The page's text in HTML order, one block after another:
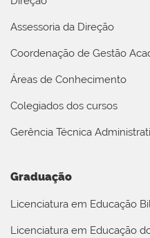
Assessoria da Direção
Coordenação de Gestão
Áreas de Conhecimento
Colegiados dos cursos
Gerência Técnica
Graduação
Licenciatura em Educação
Licenciatura em Educação